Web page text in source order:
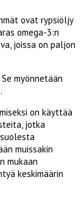
ovat rypsiöljy
omega-3:n
joissa on paljon
myönnetään
on käyttää
jotka
muissakin
mukaan
keskimäärin